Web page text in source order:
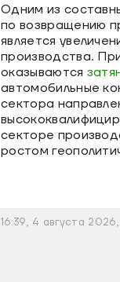
Одним из
по возвращению
является
производства.
оказываются
автомобильные
сектора
секторе
ростом
16:39, 4 августа